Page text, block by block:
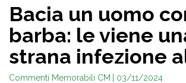
Bacia un uomo
barba: le viene
strana infezione
Commenti Memorabili CM | 03/11/2024